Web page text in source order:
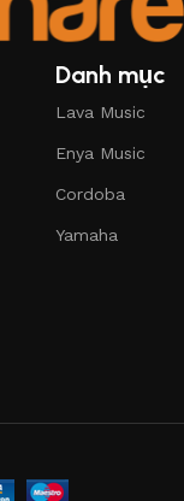
Danh mục
Lava Music
Enya Music
Cordoba
Yamaha